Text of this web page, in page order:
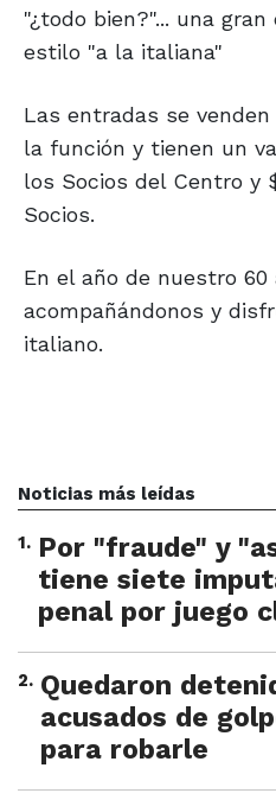
"¿todo bien?"... una
estilo "a la italiana"
Las entradas se
la función y tienen un
los Socios del Centro y
Socios.
En el año de nuestro 60
acompañándonos y
italiano.
Noticias más leídas
1. Por "fraude" y
tiene siete
penal por juego
2. Quedaron
acusados de
para robarle